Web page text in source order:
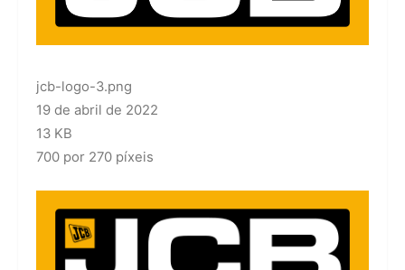
jcb-logo-3.png
19 de abril de 2022
13 KB
700 por 270 píxeis